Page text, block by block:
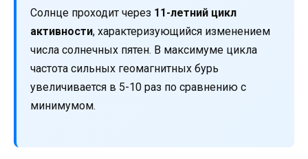
Солнце проходит через 11-летний цикл
активности, характеризующийся изменением
числа солнечных пятен. В максимуме цикла
частота сильных геомагнитных бурь
увеличивается в 5-10 раз по сравнению с
минимумом.